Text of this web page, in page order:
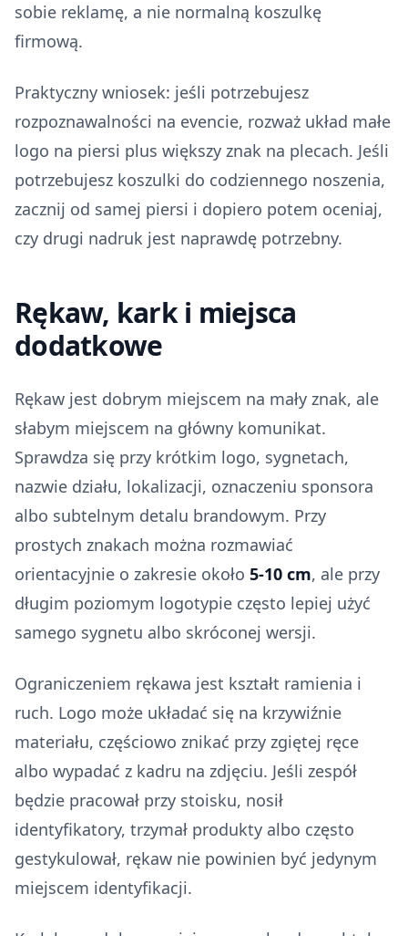
sobie reklamę, a nie normalną koszulkę
firmową.
Praktyczny wniosek: jeśli potrzebujesz
rozpoznawalności na evencie, rozważ układ małe
logo na piersi plus większy znak na plecach. Jeśli
potrzebujesz koszulki do codziennego noszenia,
zacznij od samej piersi i dopiero potem oceniaj,
czy drugi nadruk jest naprawdę potrzebny.
Rękaw, kark i miejsca
dodatkowe
Rękaw jest dobrym miejscem na mały znak, ale
słabym miejscem na główny komunikat.
Sprawdza się przy krótkim logo, sygnetach,
nazwie działu, lokalizacji, oznaczeniu sponsora
albo subtelnym detalu brandowym. Przy
prostych znakach można rozmawiać
orientacyjnie o zakresie około 5-10 cm, ale przy
długim poziomym logotypie często lepiej użyć
samego sygnetu albo skróconej wersji.
Ograniczeniem rękawa jest kształt ramienia i
ruch. Logo może układać się na krzywiźnie
materiału, częściowo znikać przy zgiętej ręce
albo wypadać z kadru na zdjęciu. Jeśli zespół
będzie pracował przy stoisku, nosił
identyfikatory, trzymał produkty albo często
gestykulował, rękaw nie powinien być jedynym
miejscem identyfikacji.